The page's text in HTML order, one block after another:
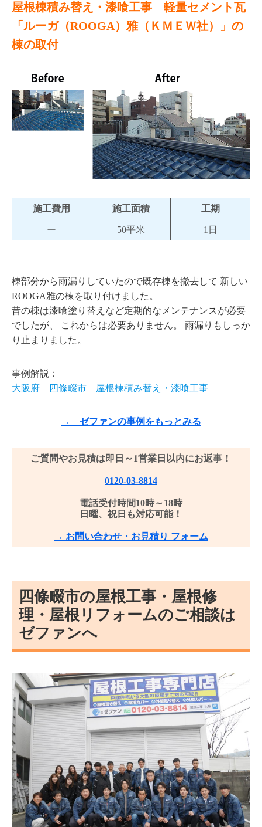
屋根棟積み替え・漆喰工事 軽量セメント瓦
「ルーガ（ROOGA）雅（ＫＭＥＷ社）」の
棟の取付
施工費用 施工面積 工期
ー 50平米 1日
棟部分から雨漏りしていたので既存棟を撤去して 新しい
ROOGA雅の棟を取り付けました。
昔の棟は漆喰塗り替えなど定期的なメンテナンスが必要
でしたが、 これからは必要ありません。 雨漏りもしっか
り止まりました。
事例解説：
大阪府 四條畷市 屋根棟積み替え・漆喰工事
→ ゼファンの事例をもっとみる
ご質問やお見積は即日～1営業日以内にお返事！
0120-03-8814
電話受付時間10時～18時
日曜、祝日も対応可能！
→ お問い合わせ・お見積り フォーム
四條畷市の屋根工事・屋根修
理・屋根リフォームのご相談は
ゼファンへ